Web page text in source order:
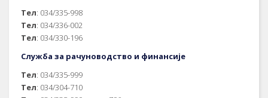
Тел: 034/335-998
Тел: 034/336-002
Тел: 034/330-196
Служба за рачуноводство и финансије
Тел: 034/335-999
Тел: 034/304-710